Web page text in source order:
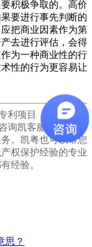
积极争取的。高价
要进行事先判断的
把商业因素作为第
去进行评估，会得
为一种商业性的行
性的行为更容易让
利项目，如何选择
询凯客服，或者是
。凯粤也可以帮您
权保护经验的专业
经验。
思？